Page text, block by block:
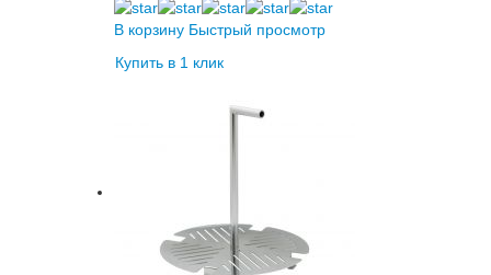
В корзину Быстрый просмотр
Купить в 1 клик